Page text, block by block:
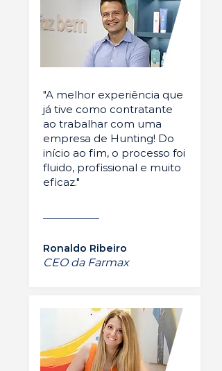
"A melhor experiência que
já tive como contratante
ao trabalhar com uma
empresa de Hunting! Do
início ao fim, o processo foi
fluido, profissional e muito
eficaz."
Ronaldo Ribeiro
CEO da Farmax